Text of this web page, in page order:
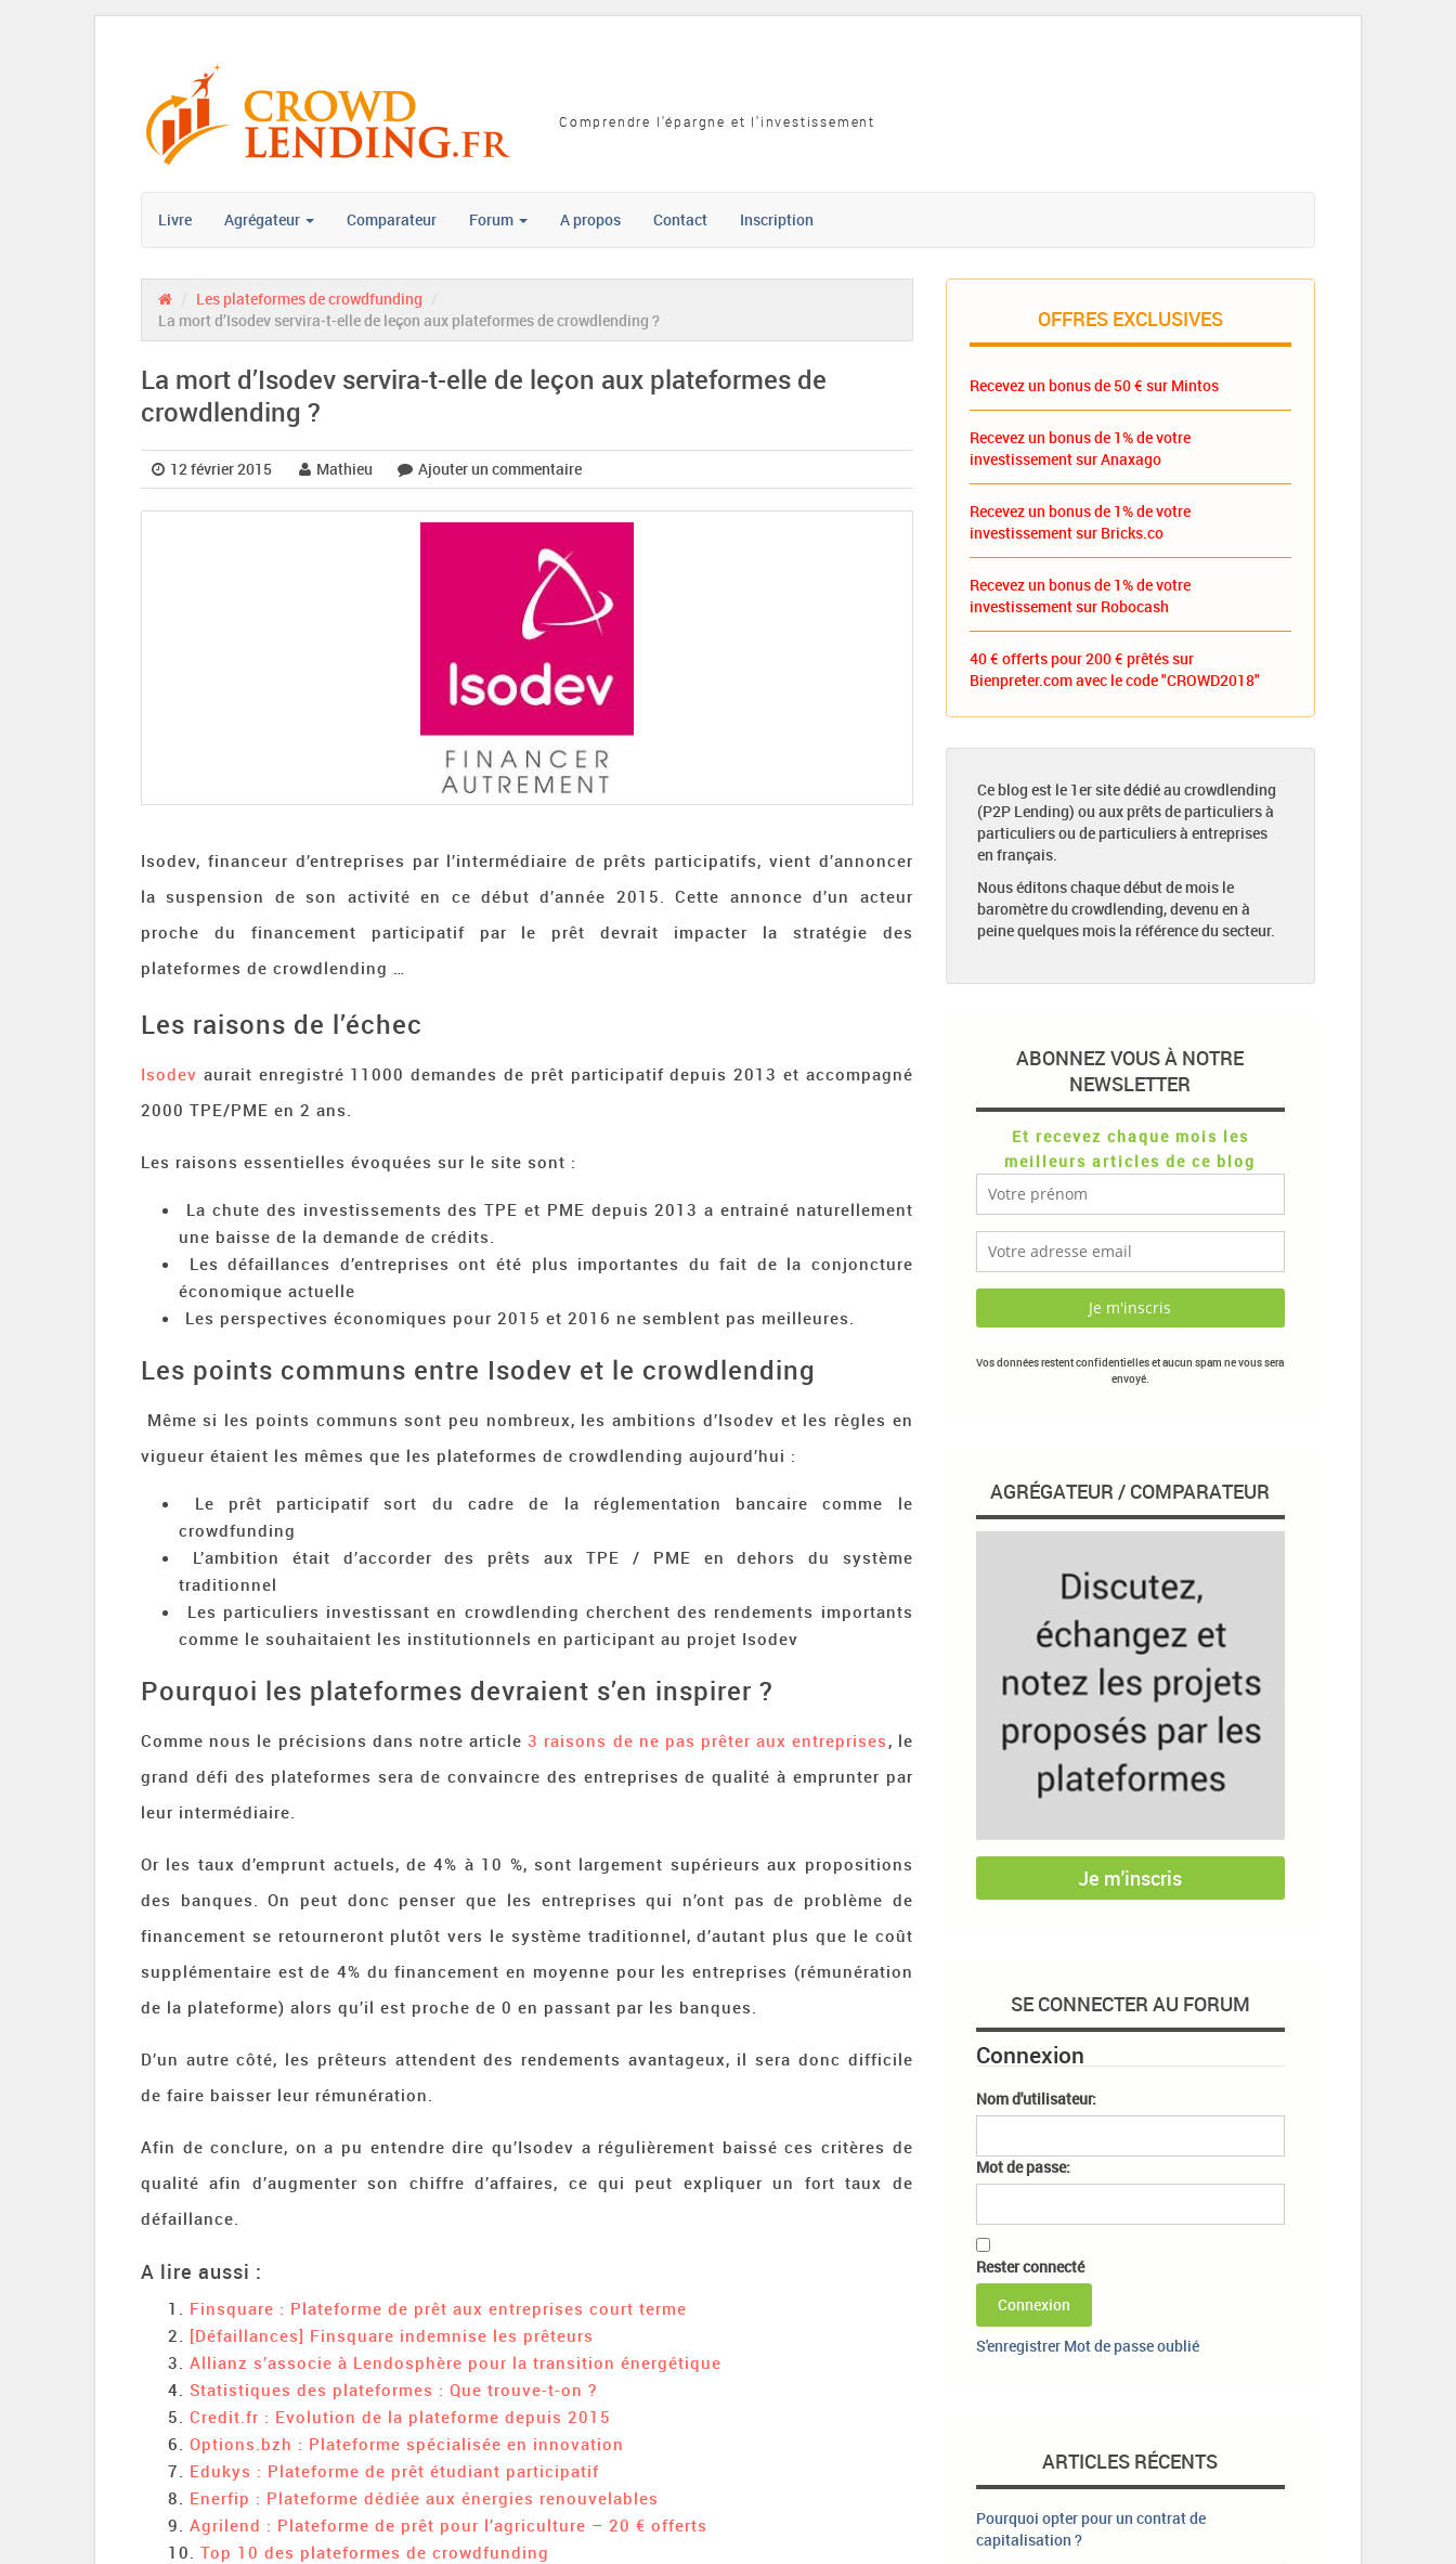
Comprendre l'épargne et l'investissement
Livre Agrégateur Comparateur Forum A propos Contact Inscription
Les plateformes de crowdfunding
La mort d’Isodev servira-t-elle de leçon aux plateformes de crowdlending ?
La mort d’Isodev servira-t-elle de leçon aux plateformes de
crowdlending ?
12 février 2015 Mathieu Ajouter un commentaire
Isodev, financeur d’entreprises par l’intermédiaire de prêts participatifs, vient d’annoncer
la suspension de son activité en ce début d’année 2015. Cette annonce d’un acteur
proche du financement participatif par le prêt devrait impacter la stratégie des
plateformes de crowdlending …
Les raisons de l’échec
Isodev aurait enregistré 11000 demandes de prêt participatif depuis 2013 et accompagné
2000 TPE/PME en 2 ans.
Les raisons essentielles évoquées sur le site sont :
La chute des investissements des TPE et PME depuis 2013 a entrainé naturellement
une baisse de la demande de crédits.
Les défaillances d’entreprises ont été plus importantes du fait de la conjoncture
économique actuelle
Les perspectives économiques pour 2015 et 2016 ne semblent pas meilleures.
Les points communs entre Isodev et le crowdlending
Même si les points communs sont peu nombreux, les ambitions d’Isodev et les règles en
vigueur étaient les mêmes que les plateformes de crowdlending aujourd’hui :
Le prêt participatif sort du cadre de la réglementation bancaire comme le
crowdfunding
L’ambition était d’accorder des prêts aux TPE / PME en dehors du système
traditionnel
Les particuliers investissant en crowdlending cherchent des rendements importants
comme le souhaitaient les institutionnels en participant au projet Isodev
Pourquoi les plateformes devraient s’en inspirer ?
Comme nous le précisions dans notre article3 raisons de ne pas prêter aux entreprises , le
grand défi des plateformes sera de convaincre des entreprises de qualité à emprunter par
leur intermédiaire.
Or les taux d’emprunt actuels, de 4% à 10 %, sont largement supérieurs aux propositions
des banques. On peut donc penser que les entreprises qui n’ont pas de problème de
financement se retourneront plutôt vers le système traditionnel, d’autant plus que le coût
supplémentaire est de 4% du financement en moyenne pour les entreprises (rémunération
de la plateforme) alors qu’il est proche de 0 en passant par les banques.
D’un autre côté, les prêteurs attendent des rendements avantageux, il sera donc difficile
de faire baisser leur rémunération.
Afin de conclure, on a pu entendre dire qu’Isodev a régulièrement baissé ces critères de
qualité afin d’augmenter son chiffre d’affaires, ce qui peut expliquer un fort taux de
défaillance.
A lire aussi :
Finsquare : Plateforme de prêt aux entreprises court terme
[Défaillances] Finsquare indemnise les prêteurs
Allianz s’associe à Lendosphère pour la transition énergétique
Statistiques des plateformes : Que trouve-t-on ?
Credit.fr : Evolution de la plateforme depuis 2015
Options.bzh : Plateforme spécialisée en innovation
Edukys : Plateforme de prêt étudiant participatif
Enerfip : Plateforme dédiée aux énergies renouvelables
Agrilend : Plateforme de prêt pour l’agriculture – 20 € offerts
Top 10 des plateformes de crowdfunding
OFFRES EXCLUSIVES
Recevez un bonus de 50 € sur Mintos
Recevez un bonus de 1% de votre
investissement sur Anaxago
Recevez un bonus de 1% de votre
investissement sur Bricks.co
Recevez un bonus de 1% de votre
investissement sur Robocash
40 € offerts pour 200 € prêtés sur
Bienpreter.com avec le code "CROWD2018"
Ce blog est le 1er site dédié au crowdlending
(P2P Lending) ou aux prêts de particuliers à
particuliers ou de particuliers à entreprises
en français.
Nous éditons chaque début de mois le
baromètre du crowdlending, devenu en à
peine quelques mois la référence du secteur.
ABONNEZ VOUS À NOTRE
NEWSLETTER
Et recevez chaque mois les
meilleurs articles de ce blog
Vos données restent confidentielles et aucun spam ne vous sera
envoyé.
AGRÉGATEUR / COMPARATEUR
Je m'inscris
SE CONNECTER AU FORUM
Connexion
Nom d'utilisateur:
Mot de passe:
Rester connecté
Connexion
S'enregistrer Mot de passe oublié
ARTICLES RÉCENTS
Pourquoi opter pour un contrat de
capitalisation ?